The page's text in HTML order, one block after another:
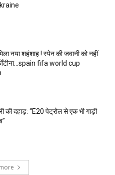
नया शहंशाह ! स्पेन की जवानी को नहीं
fifa world cup
की दहाड़: “E20 पेट्रोल से एक भी गाड़ी